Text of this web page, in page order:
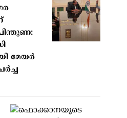
മേയര്‍